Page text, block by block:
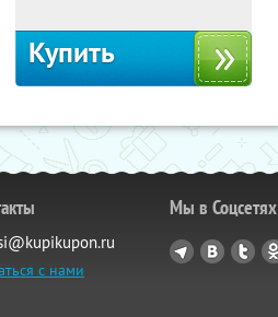
Купить
с нами
Мы в Соцсетях